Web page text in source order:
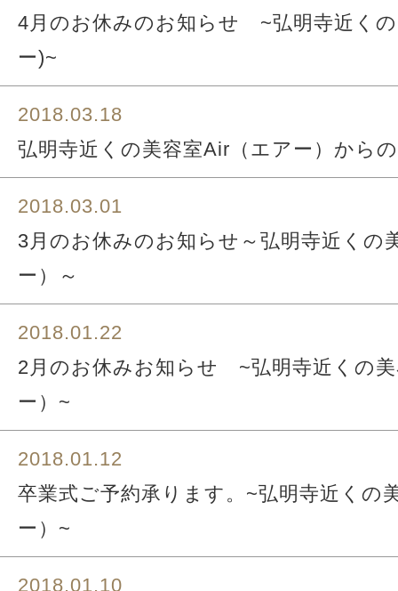
4月のお休みのお知らせ ~弘明寺近く
ー)~
2018.03.18
弘明寺近くの美容室Air（エアー）から
2018.03.01
3月のお休みのお知らせ～弘明寺近くの
ー）～
2018.01.22
2月のお休みお知らせ ~弘明寺近くの
ー）~
2018.01.12
卒業式ご予約承ります。~弘明寺近くの
ー）~
2018.01.10